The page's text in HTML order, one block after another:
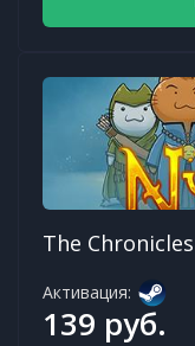
The
Активация:
139 руб.